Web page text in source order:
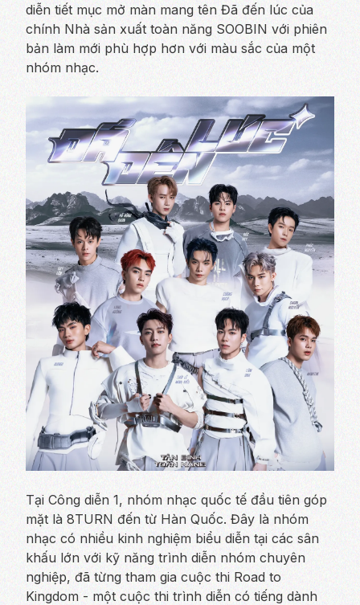
diễn tiết mục mở màn mang tên Đã đến lúc của
chính Nhà sản xuất toàn năng SOOBIN với phiên
bản làm mới phù hợp hơn với màu sắc của một
nhóm nhạc.
Tại Công diễn 1, nhóm nhạc quốc tế đầu tiên góp
mặt là 8TURN đến từ Hàn Quốc. Đây là nhóm
nhạc có nhiều kinh nghiệm biểu diễn tại các sân
khấu lớn với kỹ năng trình diễn nhóm chuyên
nghiệp, đã từng tham gia cuộc thi Road to
Kingdom - một cuộc thi trình diễn có tiếng dành